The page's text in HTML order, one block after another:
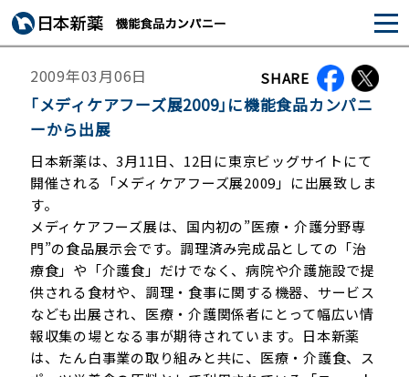
2009年03月06日 SHARE
｢メディケアフーズ展2009｣に機能食品カンパニ
ーから出展
日本新薬は、3月11日、12日に東京ビッグサイトにて
開催される「メディケアフーズ展2009」に出展致しま
す。
メディケアフーズ展は、国内初の”医療・介護分野専
門”の食品展示会です。調理済み完成品としての「治
療食」や「介護食」だけでなく、病院や介護施設で提
供される食材や、調理・食事に関する機器、サービス
なども出展され、医療・介護関係者にとって幅広い情
報収集の場となる事が期待されています。日本新薬
は、たん白事業の取り組みと共に、医療・介護食、ス